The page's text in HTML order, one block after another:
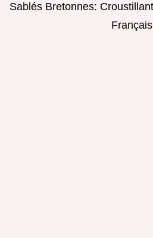
Sablés Bretonnes: